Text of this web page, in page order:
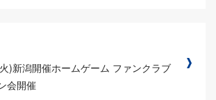
)新潟開催ホームゲーム ファンクラブ
会開催